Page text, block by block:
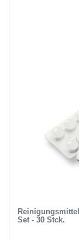
Set - 30 Stck.